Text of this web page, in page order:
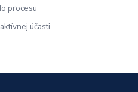
procesu
účasti